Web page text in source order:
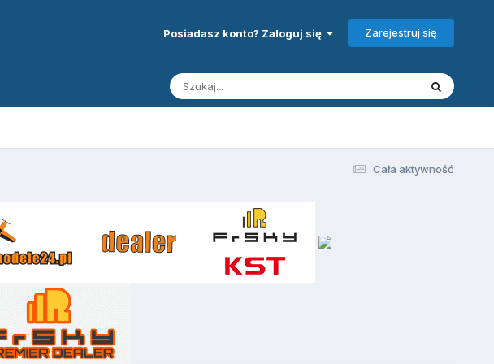
Posiadasz konto? Zaloguj się Zarejestruj się
Cała aktywność